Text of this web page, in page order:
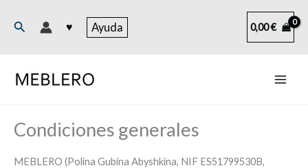
Buscar ♥ Ayuda 0,00€
Condiciones generales
MEBLERO (Polina Gubina Abyshkina, NIF ES51799530B,